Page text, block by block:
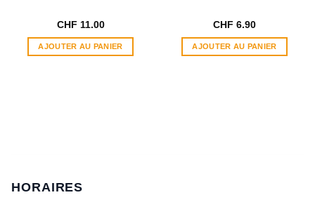
CHF 11.00
AJOUTER AU PANIER
CHF 6.90
AJOUTER AU PANIER
HORAIRES